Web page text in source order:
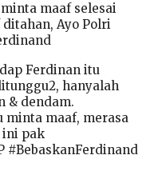
maaf selesai
Ayo Polri
Ferdinan itu
hanyalah
& dendam.
minta maaf, merasa
ini pak
#BebaskanFerdinand